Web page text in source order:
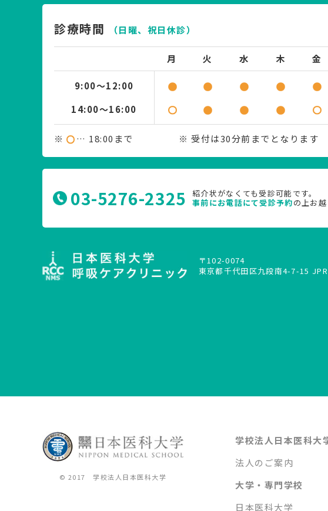
診療時間 （日曜、祝日休診）
月 火 水 木 金
9:00～12:00
14:00～16:00
※ … 18:00まで ※ 受付は30分前までとなります
紹介状がなくても受診可能です。
事前にお電話にて受診予約の上お越
03-5276-2325
〒102-0074
東京都千代田区九段南4-7-15
© 2017 学校法人日本医科大学
学校法人日本医科大
法人のご案内
大学・専門学校
日本医科大学